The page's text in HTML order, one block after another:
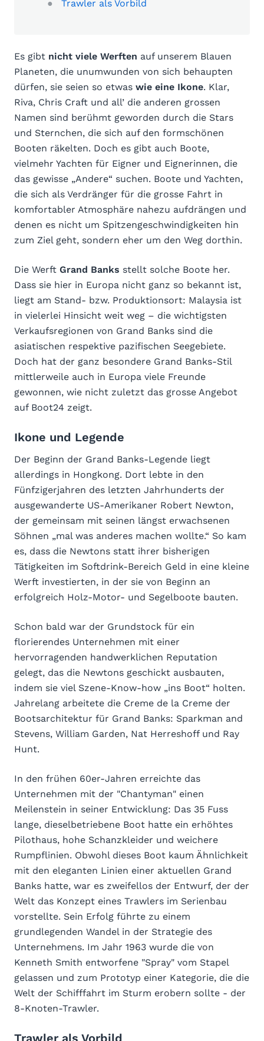
Trawler als Vorbild
Es gibt nicht viele Werften auf unserem Blauen
Planeten, die unumwunden von sich behaupten
dürfen, sie seien so etwas wie eine Ikone. Klar,
Riva, Chris Craft und all’ die anderen grossen
Namen sind berühmt geworden durch die Stars
und Sternchen, die sich auf den formschönen
Booten räkelten. Doch es gibt auch Boote,
vielmehr Yachten für Eigner und Eignerinnen, die
das gewisse „Andere“ suchen. Boote und Yachten,
die sich als Verdränger für die grosse Fahrt in
komfortabler Atmosphäre nahezu aufdrängen und
denen es nicht um Spitzengeschwindigkeiten hin
zum Ziel geht, sondern eher um den Weg dorthin.
Die Werft Grand Banks stellt solche Boote her.
Dass sie hier in Europa nicht ganz so bekannt ist,
liegt am Stand- bzw. Produktionsort: Malaysia ist
in vielerlei Hinsicht weit weg – die wichtigsten
Verkaufsregionen von Grand Banks sind die
asiatischen respektive pazifischen Seegebiete.
Doch hat der ganz besondere Grand Banks-Stil
mittlerweile auch in Europa viele Freunde
gewonnen, wie nicht zuletzt das grosse Angebot
auf Boot24 zeigt.
Ikone und Legende
Der Beginn der Grand Banks-Legende liegt
allerdings in Hongkong. Dort lebte in den
Fünfzigerjahren des letzten Jahrhunderts der
ausgewanderte US-Amerikaner Robert Newton,
der gemeinsam mit seinen längst erwachsenen
Söhnen „mal was anderes machen wollte.“ So kam
es, dass die Newtons statt ihrer bisherigen
Tätigkeiten im Softdrink-Bereich Geld in eine kleine
Werft investierten, in der sie von Beginn an
erfolgreich Holz-Motor- und Segelboote bauten.
Schon bald war der Grundstock für ein
florierendes Unternehmen mit einer
hervorragenden handwerklichen Reputation
gelegt, das die Newtons geschickt ausbauten,
indem sie viel Szene-Know-how „ins Boot“ holten.
Jahrelang arbeitete die Creme de la Creme der
Bootsarchitektur für Grand Banks: Sparkman and
Stevens, William Garden, Nat Herreshoff und Ray
Hunt.
In den frühen 60er-Jahren erreichte das
Unternehmen mit der "Chantyman" einen
Meilenstein in seiner Entwicklung: Das 35 Fuss
lange, dieselbetriebene Boot hatte ein erhöhtes
Pilothaus, hohe Schanzkleider und weichere
Rumpflinien. Obwohl dieses Boot kaum Ähnlichkeit
mit den eleganten Linien einer aktuellen Grand
Banks hatte, war es zweifellos der Entwurf, der der
Welt das Konzept eines Trawlers im Serienbau
vorstellte. Sein Erfolg führte zu einem
grundlegenden Wandel in der Strategie des
Unternehmens. Im Jahr 1963 wurde die von
Kenneth Smith entworfene "Spray" vom Stapel
gelassen und zum Prototyp einer Kategorie, die die
Welt der Schifffahrt im Sturm erobern sollte - der
8-Knoten-Trawler.
Trawler als Vorbild